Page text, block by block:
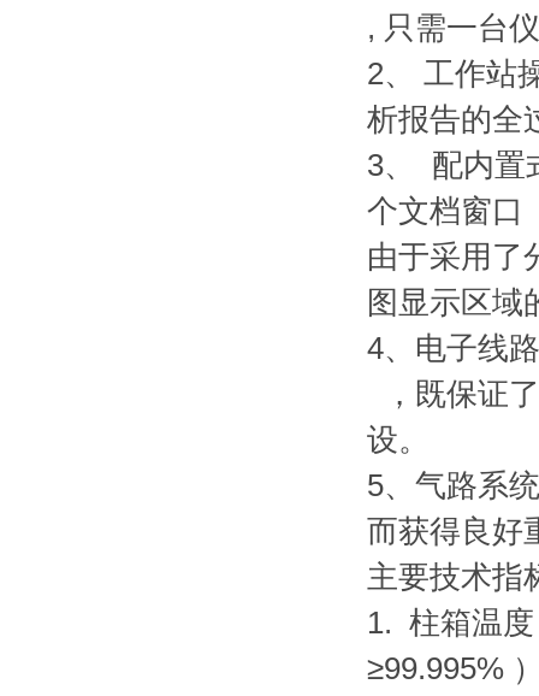
, 只需一台
2、 工作站
析报告的全
3、 配内置
个文档窗
由于采用了
图显示区
4、电子线
，既保证
设。
5、气路系
而获得良好
主要技术指
1. 柱箱温
≥99.995%